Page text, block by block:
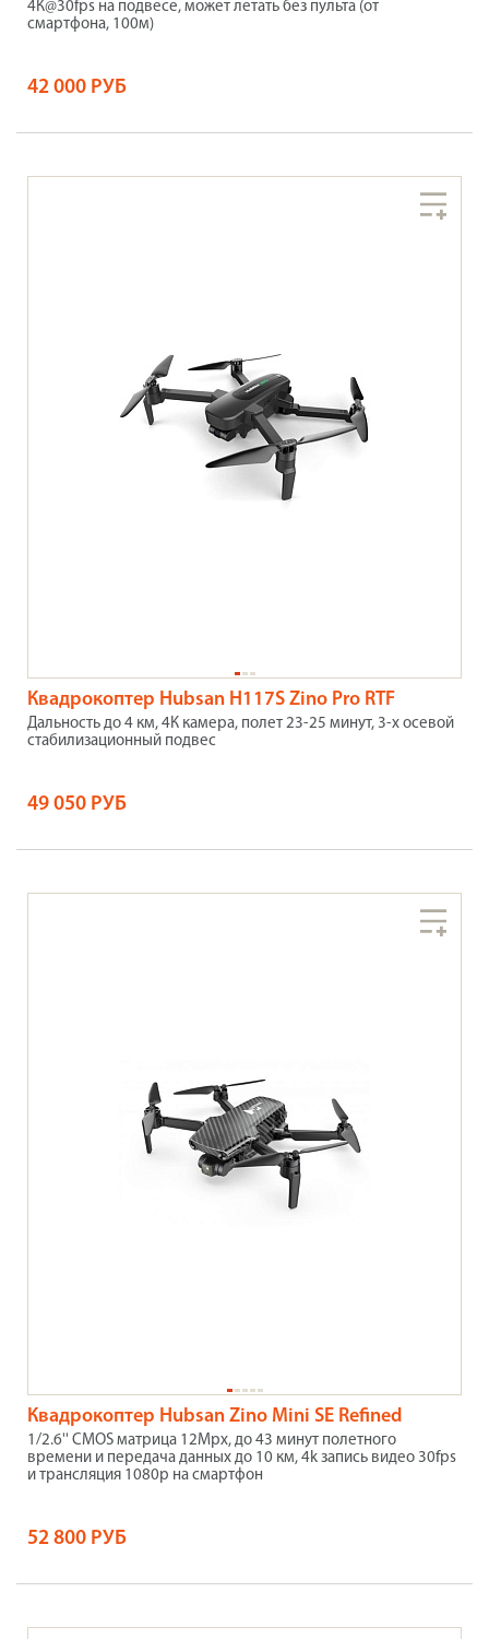
4К@30fps на подвесе, может летать без пульта (от
смартфона, 100м)
42 000 РУБ
Квадрокоптер Hubsan H117S Zino Pro RTF
Дальность до 4 км, 4К камера, полет 23-25 минут, 3-х осевой
стабилизационный подвес
49 050 РУБ
Квадрокоптер Hubsan Zino Mini SE Refined
1/2.6'' CMOS матрица 12Mpx, до 43 минут полетного
времени и передача данных до 10 км, 4k запись видео 30fps
и трансляция 1080p на смартфон
52 800 РУБ